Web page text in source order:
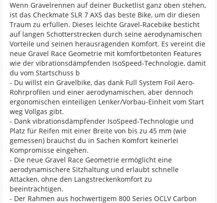
Wenn Gravelrennen auf deiner Bucketlist ganz oben stehen,
ist das Checkmate SLR 7 AXS das beste Bike, um dir diesen
Traum zu erfüllen. Dieses leichte Gravel-Racebike besticht
auf langen Schotterstrecken durch seine aerodynamischen
Vorteile und seinen herausragenden Komfort. Es vereint die
neue Gravel Race Geometrie mit komfortbetonten Features
wie der vibrationsdämpfenden IsoSpeed-Technologie, damit
du vom Startschuss b
- Du willst ein Gravelbike, das dank Full System Foil Aero-
Rohrprofilen und einer aerodynamischen, aber dennoch
ergonomischen einteiligen Lenker/Vorbau-Einheit vom Start
weg Vollgas gibt.
- Dank vibrationsdämpfender IsoSpeed-Technologie und
Platz für Reifen mit einer Breite von bis zu 45 mm (wie
gemessen) brauchst du in Sachen Komfort keinerlei
Kompromisse eingehen.
- Die neue Gravel Race Geometrie ermöglicht eine
aerodynamischere Sitzhaltung und erlaubt schnelle
Attacken, ohne den Langstreckenkomfort zu
beeinträchtigen.
- Der Rahmen aus hochwertigem 800 Series OCLV Carbon